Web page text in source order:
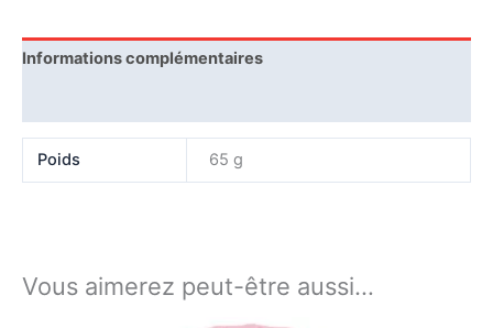
Informations complémentaires
Poids 65 g
Vous aimerez peut-être aussi…